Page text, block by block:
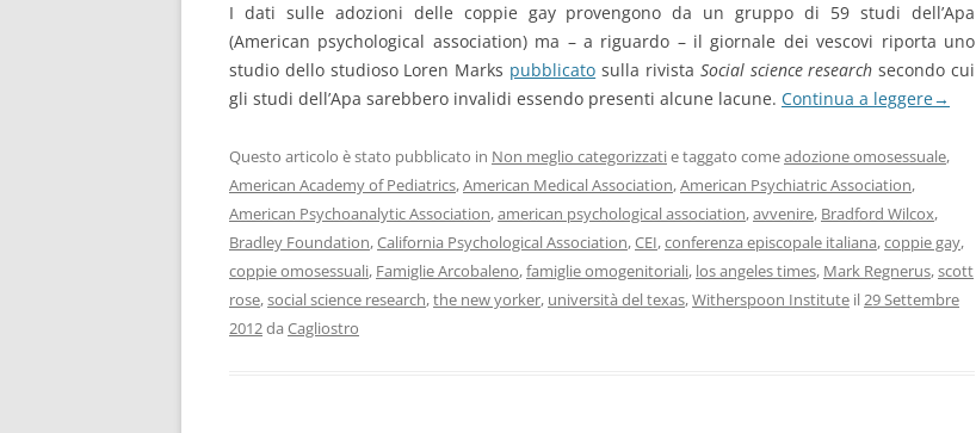
I dati sulle adozioni delle coppie gay provengono da un gruppo di 59 studi dell’Apa
(American psychological association) ma – a riguardo – il giornale dei vescovi riporta uno
studio dello studioso Loren Marks pubblicato sulla rivista Social science research secondo cui
gli studi dell’Apa sarebbero invalidi essendo presenti alcune lacune. Continua a leggere→
Questo articolo è stato pubblicato in Non meglio categorizzatie taggato comeadozione omosessuale,
American Academy of Pediatrics,American Medical Association,American Psychiatric Association,
American Psychoanalytic Association,american psychological association,avvenire, Bradford Wilcox,
Bradley Foundation,California Psychological Association,CEI,conferenza episcopale italiana,coppie gay,
coppie omosessuali, Famiglie Arcobaleno,famiglie omogenitoriali, los angeles times, Mark Regnerus,scott
rose,social science research,the new yorker, università del texas,Witherspoon Institute il29 Settembre
2012da Cagliostro